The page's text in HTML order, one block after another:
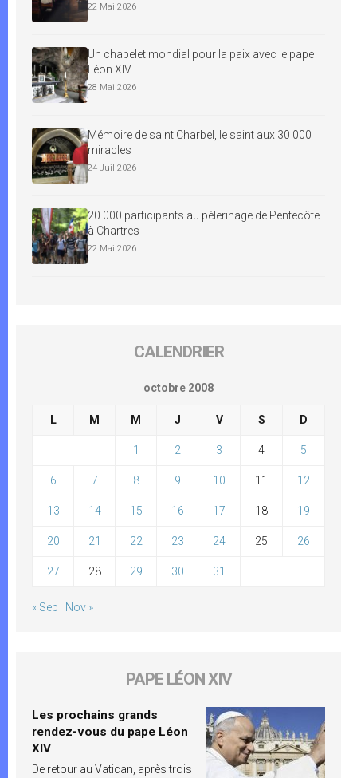
22 Mai 2026
Un chapelet mondial pour la paix avec le pape
Léon XIV
28 Mai 2026
Mémoire de saint Charbel, le saint aux 30 000
miracles
24 Juil 2026
20 000 participants au pèlerinage de Pentecôte
à Chartres
22 Mai 2026
CALENDRIER
octobre 2008
L M M J V S D
1 2 3 4 5
6 7 8 9 10 11 12
13 14 15 16 17 18 19
20 21 22 23 24 25 26
27 28 29 30 31
« Sep Nov »
PAPE LÉON XIV
Les prochains grands
rendez-vous du pape Léon
XIV
De retour au Vatican, après trois